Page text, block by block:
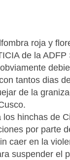
roja y
de la
tantos dias
de la
los hinchas de
por parte
caer en la
suspender el